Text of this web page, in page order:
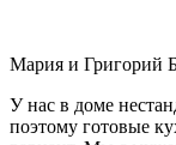
Мария и Григорий
У нас в доме
поэтому готовые